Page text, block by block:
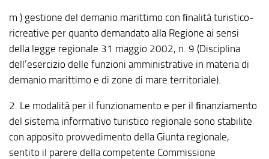
m ) gestione del demanio marittimo con ﬁnalità turistico-
ricreative per quanto demandato alla Regione ai sensi
della legge regionale 31 maggio 2002, n. 9 (Disciplina
dell’esercizio delle funzioni amministrative in materia di
demanio marittimo e di zone di mare territoriale).
2. Le modalità per il funzionamento e per il ﬁnanziamento
del sistema informativo turistico regionale sono stabilite
con apposito provvedimento della Giunta regionale,
sentito il parere della competente Commissione